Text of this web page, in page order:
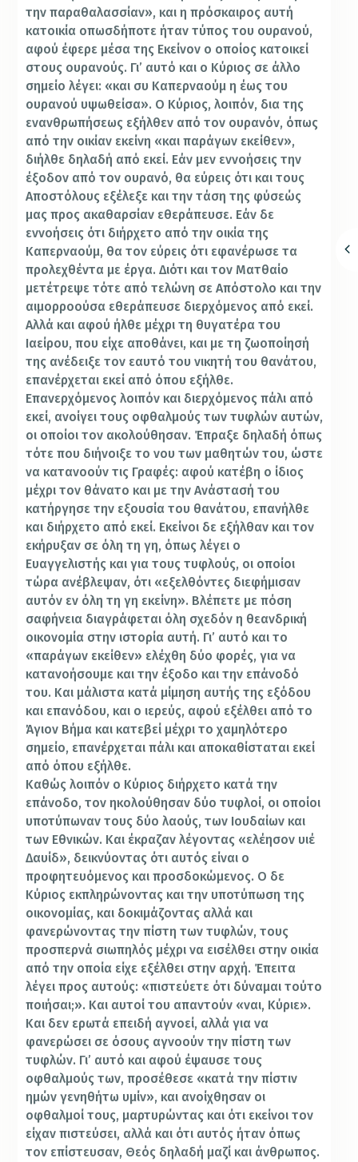
την παραθαλασσίαν», και η πρόσκαιρος αυτή
κατοικία οπωσδήποτε ήταν τύπος του ουρανού,
αφού έφερε μέσα της Εκείνον ο οποίος κατοικεί
στους ουρανούς. Γι’ αυτό και ο Κύριος σε άλλο
σημείο λέγει: «και συ Καπερναούμ η έως του
ουρανού υψωθείσα». Ο Κύριος, λοιπόν, δια της
ενανθρωπήσεως εξήλθεν από τον ουρανόν, όπως
από την οικίαν εκείνη «και παράγων εκείθεν»,
διήλθε δηλαδή από εκεί. Εάν μεν εννοήσεις την
έξοδον από τον ουρανό, θα εύρεις ότι και τους
Αποστόλους εξέλεξε και την τάση της φύσεώς
μας προς ακαθαρσίαν εθεράπευσε. Εάν δε
εννοήσεις ότι διήρχετο από την οικία της
Καπερναούμ, θα τον εύρεις ότι εφανέρωσε τα
προλεχθέντα με έργα. Διότι και τον Ματθαίο
μετέτρεψε τότε από τελώνη σε Απόστολο και την
αιμορροούσα εθεράπευσε διερχόμενος από εκεί.
Αλλά και αφού ήλθε μέχρι τη θυγατέρα του
Ιαείρου, που είχε αποθάνει, και με τη ζωοποίησή
της ανέδειξε τον εαυτό του νικητή του θανάτου,
επανέρχεται εκεί από όπου εξήλθε.
Επανερχόμενος λοιπόν και διερχόμενος πάλι από
εκεί, ανοίγει τους οφθαλμούς των τυφλών αυτών,
οι οποίοι τον ακολούθησαν. Έπραξε δηλαδή όπως
τότε που διήνοιξε το νου των μαθητών του, ώστε
να κατανοούν τις Γραφές: αφού κατέβη ο ίδιος
μέχρι τον θάνατο και με την Ανάστασή του
κατήργησε την εξουσία του θανάτου, επανήλθε
και διήρχετο από εκεί. Εκείνοι δε εξήλθαν και τον
εκήρυξαν σε όλη τη γη, όπως λέγει ο
Ευαγγελιστής και για τους τυφλούς, οι οποίοι
τώρα ανέβλεψαν, ότι «εξελθόντες διεφήμισαν
αυτόν εν όλη τη γη εκείνη». Βλέπετε με πόση
σαφήνεια διαγράφεται όλη σχεδόν η θεανδρική
οικονομία στην ιστορία αυτή. Γι’ αυτό και το
«παράγων εκείθεν» ελέχθη δύο φορές, για να
κατανοήσουμε και την έξοδο και την επάνοδό
του. Και μάλιστα κατά μίμηση αυτής της εξόδου
και επανόδου, και ο ιερεύς, αφού εξέλθει από το
Άγιον Βήμα και κατεβεί μέχρι το χαμηλότερο
σημείο, επανέρχεται πάλι και αποκαθίσταται εκεί
από όπου εξήλθε.
Καθώς λοιπόν ο Κύριος διήρχετο κατά την
επάνοδο, τον ηκολούθησαν δύο τυφλοί, οι οποίοι
υποτύπωναν τους δύο λαούς, των Ιουδαίων και
των Εθνικών. Και έκραζαν λέγοντας «ελέησον υιέ
Δαυίδ», δεικνύοντας ότι αυτός είναι ο
προφητευόμενος και προσδοκώμενος. Ο δε
Κύριος εκπληρώνοντας και την υποτύπωση της
οικονομίας, και δοκιμάζοντας αλλά και
φανερώνοντας την πίστη των τυφλών, τους
προσπερνά σιωπηλός μέχρι να εισέλθει στην οικία
από την οποία είχε εξέλθει στην αρχή. Έπειτα
λέγει προς αυτούς: «πιστεύετε ότι δύναμαι τούτο
ποιήσαι;». Και αυτοί του απαντούν «ναι, Κύριε».
Και δεν ερωτά επειδή αγνοεί, αλλά για να
φανερώσει σε όσους αγνοούν την πίστη των
τυφλών. Γι’ αυτό και αφού έψαυσε τους
οφθαλμούς των, προσέθεσε «κατά την πίστιν
ημών γενηθήτω υμίν», και ανοίχθησαν οι
οφθαλμοί τους, μαρτυρώντας και ότι εκείνοι τον
είχαν πιστεύσει, αλλά και ότι αυτός ήταν όπως
τον επίστευσαν, Θεός δηλαδή μαζί και άνθρωπος.